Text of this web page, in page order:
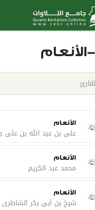
الأنعام
علي بن عبد الله بن علي
الأنعام
محمد عبد الكريم
الأنعام
شيخ بن أبي بكر الشاطري